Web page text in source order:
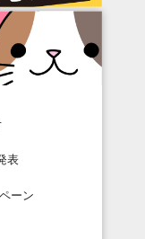
表
ーン